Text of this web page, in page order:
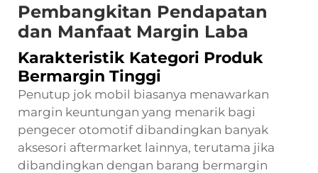
Pembangkitan Pendapatan
dan Manfaat Margin Laba
Karakteristik Kategori Produk
Bermargin Tinggi
Penutup jok mobil biasanya menawarkan
margin keuntungan yang menarik bagi
pengecer otomotif dibandingkan banyak
aksesori aftermarket lainnya, terutama jika
dibandingkan dengan barang bermargin